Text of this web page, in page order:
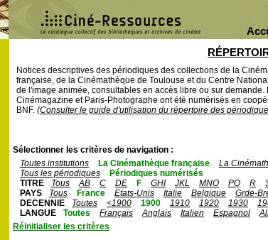
Notices descriptives des périodiques des collections de la
française, de la Cinémathèque de Toulouse et du Centre
de l'image animée, consultables en accès libre ou sur demande.
Cinémagazine et Paris-Photographe ont été numérisés en
BNF. (Consulter le guide d'utilisation du répertoire des
Sélectionner les critères de navigation :
Toutes institutions
La Cinémathèque française La
Tous les périodiques
Périodiques numérisés
TITRE
Tous AB C DE F GHI JKL MNO PQ R
PAYS
Tous France Etats-Unis Italie Belgique Grde-
DECENNIE
Toutes <1900 1900 1910 1920 1930
LANGUE
Toutes Français Anglais Italien Espagnol
Réinitialiser les critères